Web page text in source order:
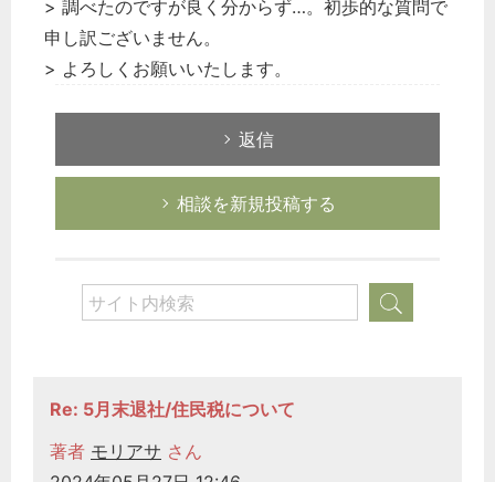
> 調べたのですが良く分からず…。初歩的な質問で
申し訳ございません。
> よろしくお願いいたします。
返信
相談を新規投稿する
Re: 5月末退社/住民税について
著者 モリアサ さん